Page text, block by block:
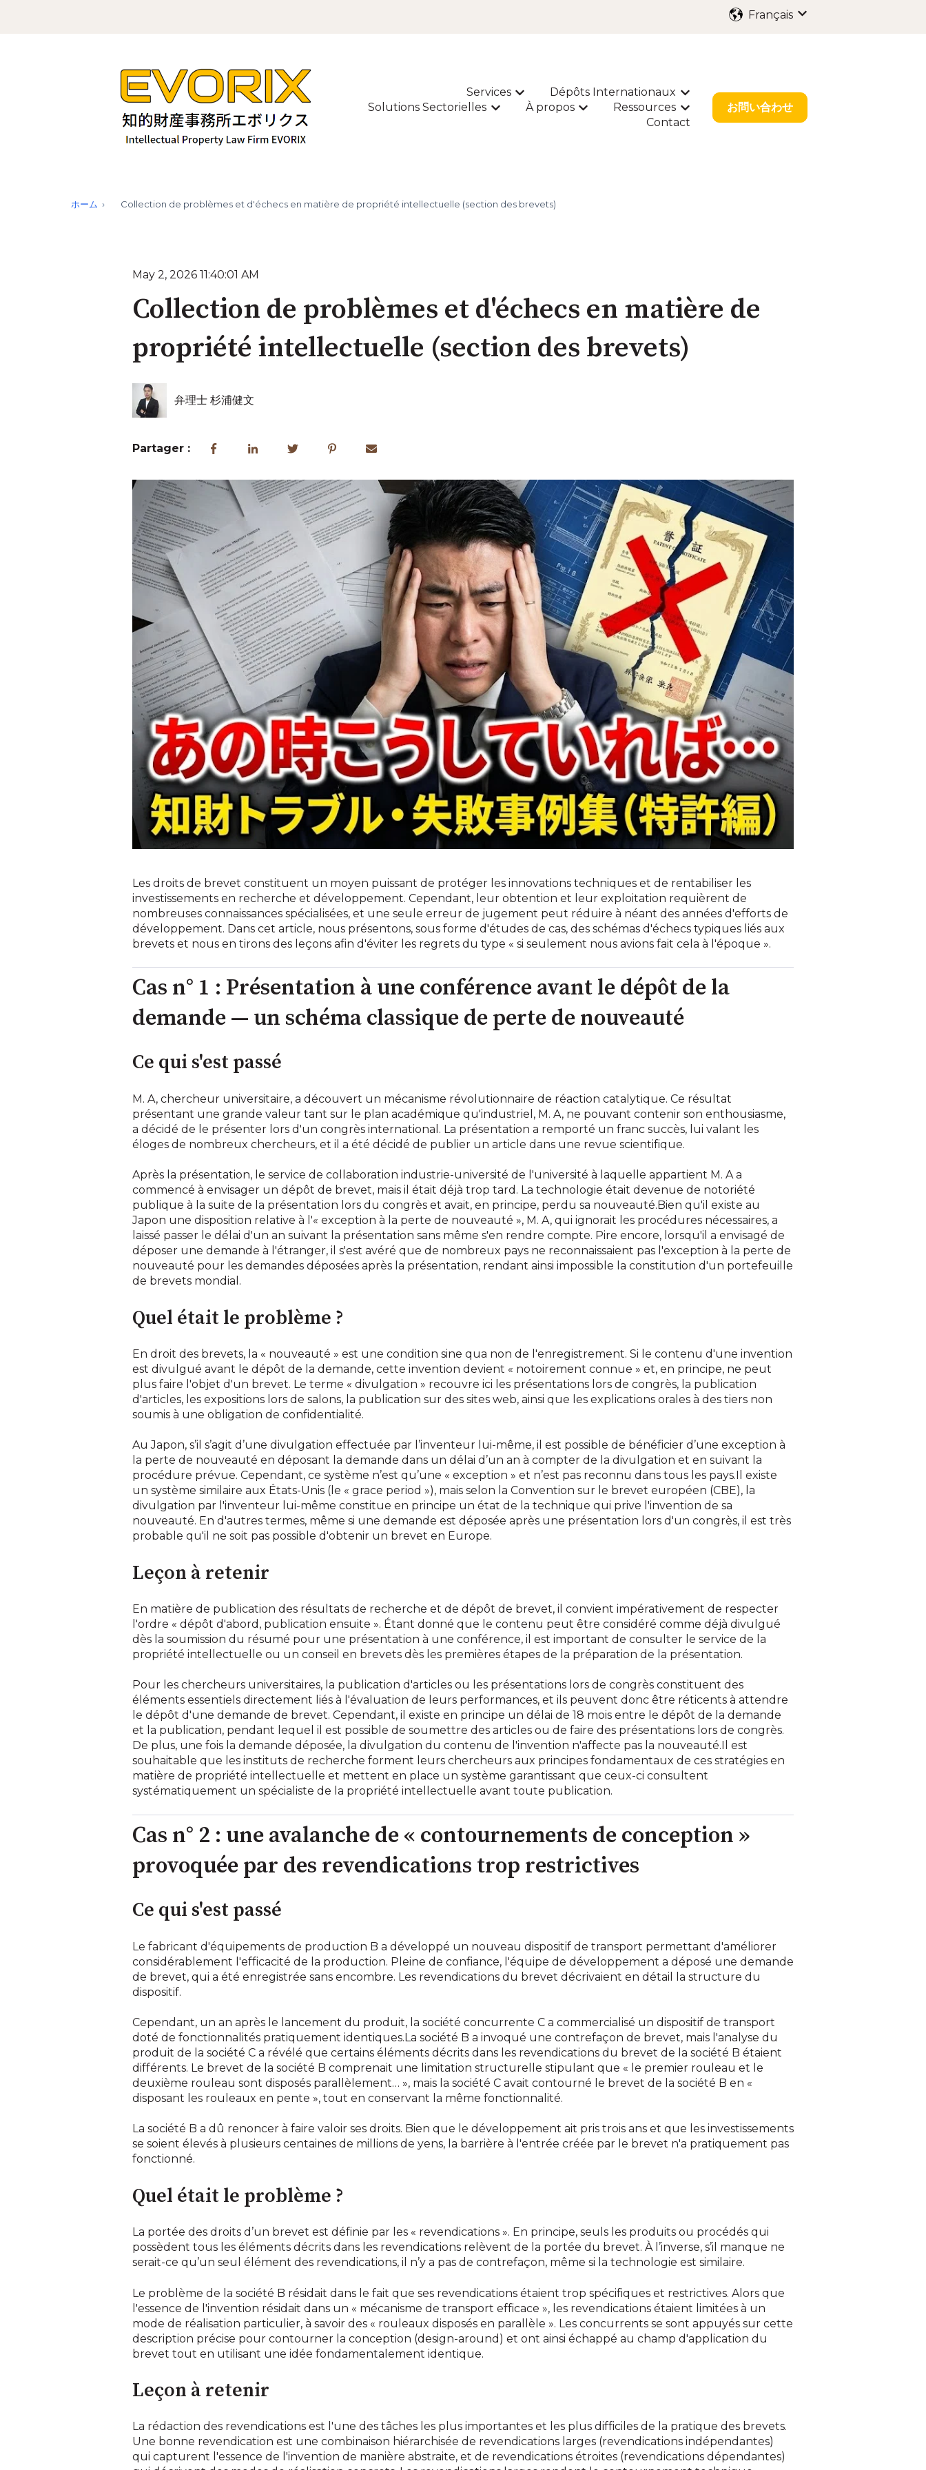
Français
Services
Afficher le sous-menu pour Services
Dépôts Internationaux
Afficher le sous-menu pour Dépôts
Solutions Sectorielles
Afficher le sous-menu pour Solutions Sectorielles
À propos
Afficher le sous-menu pour À propos
Ressources
Afficher le sous-menu pour Ressources
Contact
お問い合わせ
ホーム Collection de problèmes et d'échecs en matière de propriété intellectuelle (section des brevets)
May 2, 2026 11:40:01 AM
Collection de problèmes et d'échecs en matière de
propriété intellectuelle (section des brevets)
弁理士 杉浦健文
Partager :
Les droits de brevet constituent un moyen puissant de protéger les innovations techniques et de rentabiliser les
investissements en recherche et développement. Cependant, leur obtention et leur exploitation requièrent de
nombreuses connaissances spécialisées, et une seule erreur de jugement peut réduire à néant des années d'efforts de
développement. Dans cet article, nous présentons, sous forme d'études de cas, des schémas d'échecs typiques liés aux
brevets et nous en tirons des leçons afin d'éviter les regrets du type « si seulement nous avions fait cela à l'époque ».
Cas n° 1 : Présentation à une conférence avant le dépôt de la
demande — un schéma classique de perte de nouveauté
Ce qui s'est passé
M. A, chercheur universitaire, a découvert un mécanisme révolutionnaire de réaction catalytique. Ce résultat
présentant une grande valeur tant sur le plan académique qu'industriel, M. A, ne pouvant contenir son enthousiasme,
a décidé de le présenter lors d'un congrès international. La présentation a remporté un franc succès, lui valant les
éloges de nombreux chercheurs, et il a été décidé de publier un article dans une revue scientifique.
Après la présentation, le service de collaboration industrie-université de l'université à laquelle appartient M. A a
commencé à envisager un dépôt de brevet, mais il était déjà trop tard. La technologie était devenue de notoriété
publique à la suite de la présentation lors du congrès et avait, en principe, perdu sa nouveauté.Bien qu'il existe au
Japon une disposition relative à l'« exception à la perte de nouveauté », M. A, qui ignorait les procédures nécessaires, a
laissé passer le délai d'un an suivant la présentation sans même s'en rendre compte. Pire encore, lorsqu'il a envisagé de
déposer une demande à l'étranger, il s'est avéré que de nombreux pays ne reconnaissaient pas l'exception à la perte de
nouveauté pour les demandes déposées après la présentation, rendant ainsi impossible la constitution d'un portefeuille
de brevets mondial.
Quel était le problème ?
En droit des brevets, la « nouveauté » est une condition sine qua non de l'enregistrement. Si le contenu d'une invention
est divulgué avant le dépôt de la demande, cette invention devient « notoirement connue » et, en principe, ne peut
plus faire l'objet d'un brevet. Le terme « divulgation » recouvre ici les présentations lors de congrès, la publication
d'articles, les expositions lors de salons, la publication sur des sites web, ainsi que les explications orales à des tiers non
soumis à une obligation de confidentialité.
Au Japon, s’il s’agit d’une divulgation effectuée par l’inventeur lui-même, il est possible de bénéficier d’une exception à
la perte de nouveauté en déposant la demande dans un délai d’un an à compter de la divulgation et en suivant la
procédure prévue. Cependant, ce système n’est qu’une « exception » et n’est pas reconnu dans tous les pays.Il existe
un système similaire aux États-Unis (le « grace period »), mais selon la Convention sur le brevet européen (CBE), la
divulgation par l'inventeur lui-même constitue en principe un état de la technique qui prive l'invention de sa
nouveauté. En d'autres termes, même si une demande est déposée après une présentation lors d'un congrès, il est très
probable qu'il ne soit pas possible d'obtenir un brevet en Europe.
Leçon à retenir
En matière de publication des résultats de recherche et de dépôt de brevet, il convient impérativement de respecter
l'ordre « dépôt d'abord, publication ensuite ». Étant donné que le contenu peut être considéré comme déjà divulgué
dès la soumission du résumé pour une présentation à une conférence, il est important de consulter le service de la
propriété intellectuelle ou un conseil en brevets dès les premières étapes de la préparation de la présentation.
Pour les chercheurs universitaires, la publication d'articles ou les présentations lors de congrès constituent des
éléments essentiels directement liés à l'évaluation de leurs performances, et ils peuvent donc être réticents à attendre
le dépôt d'une demande de brevet. Cependant, il existe en principe un délai de 18 mois entre le dépôt de la demande
et la publication, pendant lequel il est possible de soumettre des articles ou de faire des présentations lors de congrès.
De plus, une fois la demande déposée, la divulgation du contenu de l'invention n'affecte pas la nouveauté.Il est
souhaitable que les instituts de recherche forment leurs chercheurs aux principes fondamentaux de ces stratégies en
matière de propriété intellectuelle et mettent en place un système garantissant que ceux-ci consultent
systématiquement un spécialiste de la propriété intellectuelle avant toute publication.
Cas n° 2 : une avalanche de « contournements de conception »
provoquée par des revendications trop restrictives
Ce qui s'est passé
Le fabricant d'équipements de production B a développé un nouveau dispositif de transport permettant d'améliorer
considérablement l'efficacité de la production. Pleine de confiance, l'équipe de développement a déposé une demande
de brevet, qui a été enregistrée sans encombre. Les revendications du brevet décrivaient en détail la structure du
dispositif.
Cependant, un an après le lancement du produit, la société concurrente C a commercialisé un dispositif de transport
doté de fonctionnalités pratiquement identiques.La société B a invoqué une contrefaçon de brevet, mais l'analyse du
produit de la société C a révélé que certains éléments décrits dans les revendications du brevet de la société B étaient
différents. Le brevet de la société B comprenait une limitation structurelle stipulant que « le premier rouleau et le
deuxième rouleau sont disposés parallèlement… », mais la société C avait contourné le brevet de la société B en «
disposant les rouleaux en pente », tout en conservant la même fonctionnalité.
La société B a dû renoncer à faire valoir ses droits. Bien que le développement ait pris trois ans et que les investissements
se soient élevés à plusieurs centaines de millions de yens, la barrière à l'entrée créée par le brevet n'a pratiquement pas
fonctionné.
Quel était le problème ?
La portée des droits d’un brevet est définie par les « revendications ». En principe, seuls les produits ou procédés qui
possèdent tous les éléments décrits dans les revendications relèvent de la portée du brevet. À l’inverse, s’il manque ne
serait-ce qu’un seul élément des revendications, il n’y a pas de contrefaçon, même si la technologie est similaire.
Le problème de la société B résidait dans le fait que ses revendications étaient trop spécifiques et restrictives. Alors que
l'essence de l'invention résidait dans un « mécanisme de transport efficace », les revendications étaient limitées à un
mode de réalisation particulier, à savoir des « rouleaux disposés en parallèle ». Les concurrents se sont appuyés sur cette
description précise pour contourner la conception (design-around) et ont ainsi échappé au champ d'application du
brevet tout en utilisant une idée fondamentalement identique.
Leçon à retenir
La rédaction des revendications est l'une des tâches les plus importantes et les plus difficiles de la pratique des brevets.
Une bonne revendication est une combinaison hiérarchisée de revendications larges (revendications indépendantes)
qui capturent l'essence de l'invention de manière abstraite, et de revendications étroites (revendications dépendantes)